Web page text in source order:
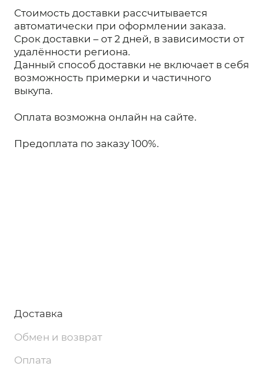
Доставка
Обмен и возврат
Оплата
Стоимость доставки рассчитывается
автоматически при оформлении заказа.
Срок доставки – от 2 дней, в зависимости от
удалённости региона.
Данный способ доставки не включает в себя
возможность примерки и частичного
выкупа.
Оплата возможна онлайн на сайте.
Предоплата по заказу 100%.